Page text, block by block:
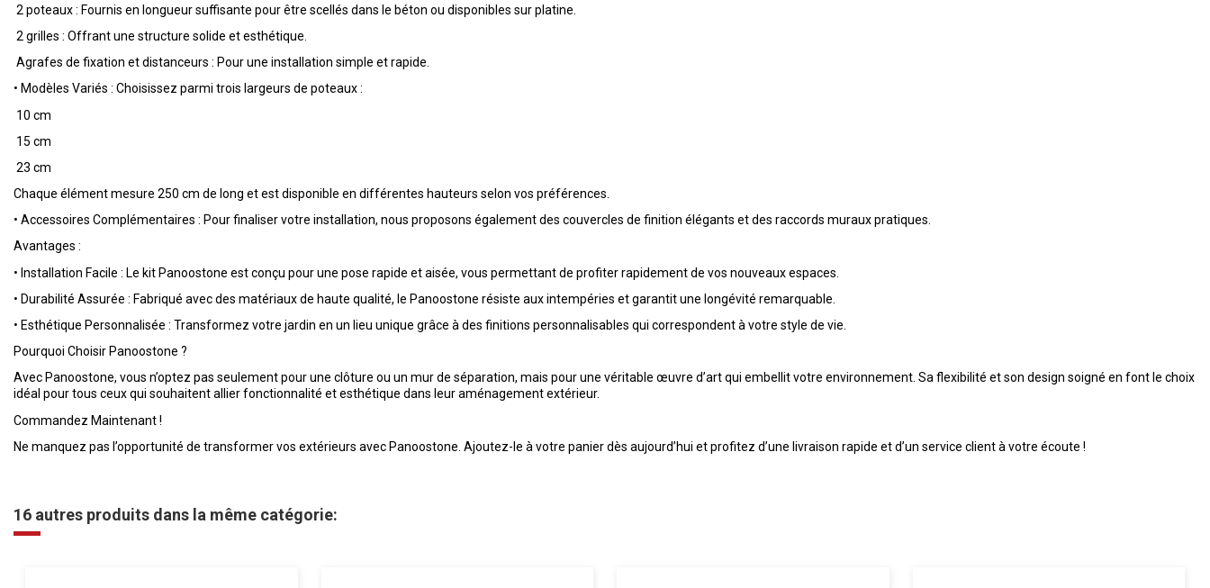
2 poteaux : Fournis en longueur suffisante pour être scellés dans le béton ou disponibles sur platine.
2 grilles : Offrant une structure solide et esthétique.
Agrafes de fixation et distanceurs : Pour une installation simple et rapide.
• Modèles Variés : Choisissez parmi trois largeurs de poteaux :
10 cm
15 cm
23 cm
Chaque élément mesure 250 cm de long et est disponible en différentes hauteurs selon vos préférences.
• Accessoires Complémentaires : Pour finaliser votre installation, nous proposons également des couvercles de finition élégants et des raccords muraux pratiques.
Avantages :
• Installation Facile : Le kit Panoostone est conçu pour une pose rapide et aisée, vous permettant de profiter rapidement de vos nouveaux espaces.
• Durabilité Assurée : Fabriqué avec des matériaux de haute qualité, le Panoostone résiste aux intempéries et garantit une longévité remarquable.
• Esthétique Personnalisée : Transformez votre jardin en un lieu unique grâce à des finitions personnalisables qui correspondent à votre style de vie.
Pourquoi Choisir Panoostone ?
Avec Panoostone, vous n’optez pas seulement pour une clôture ou un mur de séparation, mais pour une véritable œuvre d’art qui embellit votre environnement. Sa flexibilité et son design soigné en font le choix
idéal pour tous ceux qui souhaitent allier fonctionnalité et esthétique dans leur aménagement extérieur.
Commandez Maintenant !
Ne manquez pas l’opportunité de transformer vos extérieurs avec Panoostone. Ajoutez-le à votre panier dès aujourd’hui et profitez d’une livraison rapide et d’un service client à votre écoute !
16 autres produits dans la même catégorie: